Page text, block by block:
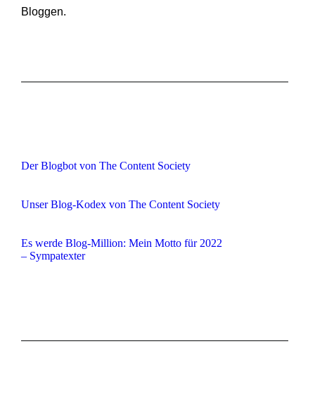
Bloggen.
Der Blogbot von The Content Society
Unser Blog-Kodex von The Content Society
Es werde Blog-Million: Mein Motto für 2022
– Sympatexter